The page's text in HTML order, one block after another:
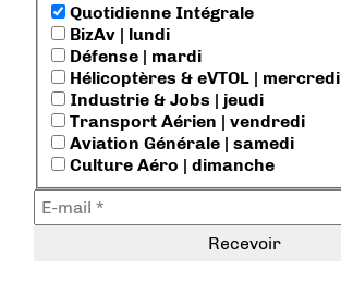
Quotidienne Intégrale
BizAv | lundi
Défense | mardi
Hélicoptères & eVTOL | mercredi
Industrie & Jobs | jeudi
Transport Aérien | vendredi
Aviation Générale | samedi
Culture Aéro | dimanche